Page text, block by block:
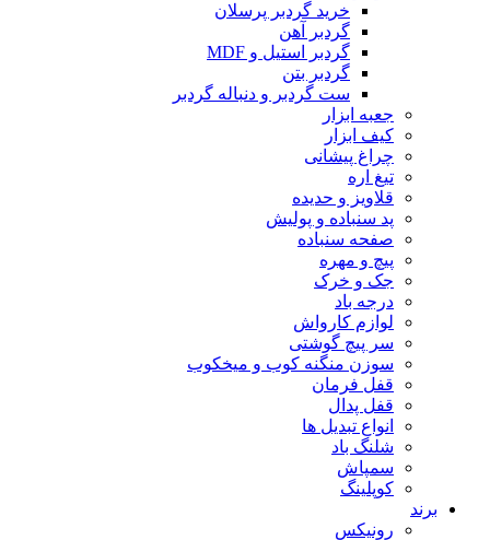
خرید گردبر پرسلان
گردبر آهن
گردبر استیل و MDF
گردبر بتن
ست گردبر و دنباله گردبر
جعبه ابزار
کیف ابزار
چراغ پیشانی
تیغ اره
قلاویز و حدیده
پد سنباده و پولیش
صفحه سنباده
پیچ و مهره
جک و خرک
درجه باد
لوازم کارواش
سر پیچ گوشتی
سوزن منگنه کوب و میخکوب
قفل فرمان
قفل پدال
انواع تبدیل ها
شلنگ باد
سمپاش
کوپلینگ
برند
رونیکس